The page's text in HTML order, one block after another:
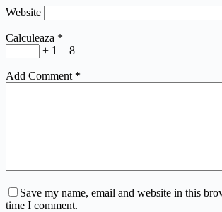
Website
Calculeaza *
+ 1 = 8
Add Comment *
Save my name, email and website in this
time I comment.